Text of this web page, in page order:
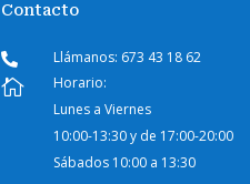
Contacto
 Llámanos: 673 43 18 62

Horario:
Lunes a Viernes
10:00-13:30 y de 17:00-20:00
Sábados 10:00 a 13:30